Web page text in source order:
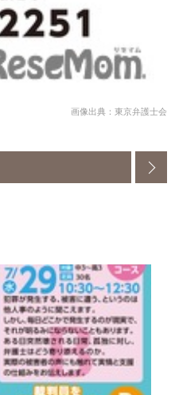
画像出典：東京弁護士会